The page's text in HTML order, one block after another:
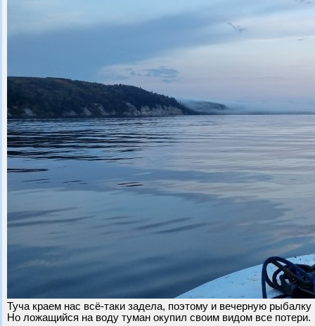
Туча краем нас всё-таки задела, поэтому и вечерную
Но ложащийся на воду туман окупил своим видом все потери.